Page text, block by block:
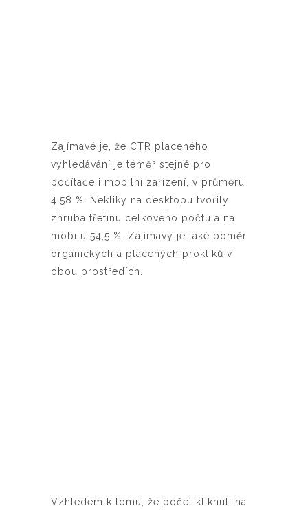
Zajímavé je, že CTR placeného
vyhledávání je téměř stejné pro
počítače i mobilní zařízení, v průměru
4,58 %. Nekliky na desktopu tvořily
zhruba třetinu celkového počtu a na
mobilu 54,5 %. Zajímavý je také poměr
organických a placených prokliků v
obou prostředích.
Vzhledem k tomu, že počet kliknutí na